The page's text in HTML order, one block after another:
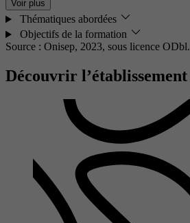
Voir plus
Thématiques abordées
Objectifs de la formation
Source : Onisep, 2023, sous licence ODbl.
Découvrir l’établissement